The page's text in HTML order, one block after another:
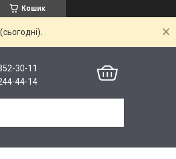
Кошик
30-11
44-14